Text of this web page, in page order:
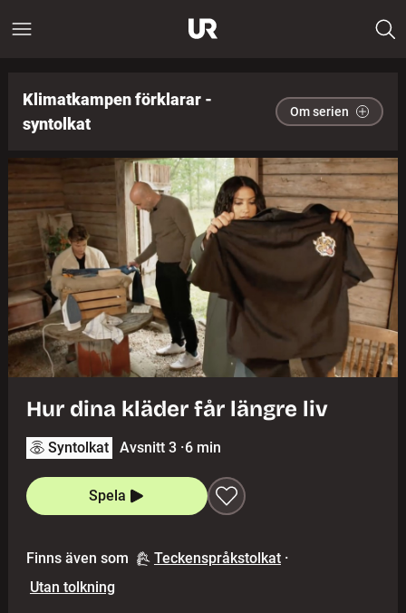
Klimatkampen förklarar -
syntolkat
Om serien
Hur dina kläder får längre liv
Syntolkat Avsnitt 3 ·6 min
Spela
Finns även som Teckenspråkstolkat ·
Utan tolkning